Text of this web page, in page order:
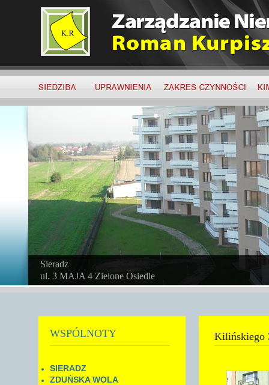
Sieradz
ul. 3 MAJA 4 Zielone Osiedle
WSPÓLNOTY
SIERADZ
ZDUŃSKA WOLA
Kilińskiego